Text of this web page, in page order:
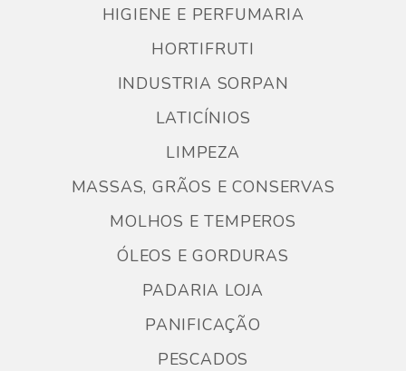
HIGIENE E PERFUMARIA
HORTIFRUTI
INDUSTRIA SORPAN
LATICÍNIOS
LIMPEZA
MASSAS, GRÃOS E CONSERVAS
MOLHOS E TEMPEROS
ÓLEOS E GORDURAS
PADARIA LOJA
PANIFICAÇÃO
PESCADOS